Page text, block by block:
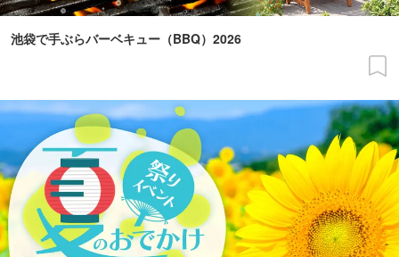
池袋で手ぶらバーベキュー（BBQ）2026